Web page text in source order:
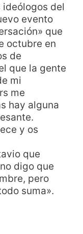
ideólogos del
evento
que
octubre en
de
que la gente
mi
me
hay alguna
y os
que
digo que
pero
suma».